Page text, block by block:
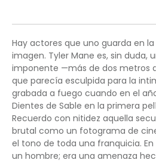
Hay actores que uno guarda en
imagen. Tyler Mane es, sin duda,
imponente —más de dos metros
que parecía esculpida para la
grabada a fuego cuando en el
Dientes de Sable en la primera
Recuerdo con nitidez aquella
brutal como un fotograma de
el tono de toda una franquicia.
un hombre; era una amenaza